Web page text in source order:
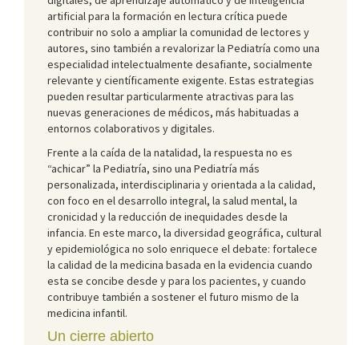
artificial para la formación en lectura crítica puede
contribuir no solo a ampliar la comunidad de lectores y
autores, sino también a revalorizar la Pediatría como una
especialidad intelectualmente desafiante, socialmente
relevante y científicamente exigente. Estas estrategias
pueden resultar particularmente atractivas para las
nuevas generaciones de médicos, más habituadas a
entornos colaborativos y digitales.
Frente a la caída de la natalidad, la respuesta no es
“achicar” la Pediatría, sino una Pediatría más
personalizada, interdisciplinaria y orientada a la calidad,
con foco en el desarrollo integral, la salud mental, la
cronicidad y la reducción de inequidades desde la
infancia. En este marco, la diversidad geográfica, cultural
y epidemiológica no solo enriquece el debate: fortalece
la calidad de la medicina basada en la evidencia cuando
esta se concibe desde y para los pacientes, y cuando
contribuye también a sostener el futuro mismo de la
medicina infantil.
Un cierre abierto